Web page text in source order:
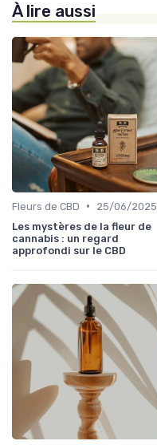
À lire aussi
Fleurs de CBD •
25/06/2025
Les mystères de la fleur de
cannabis : un regard
approfondi sur le CBD